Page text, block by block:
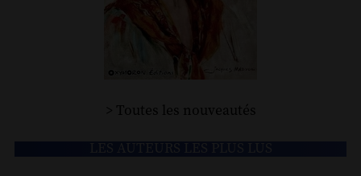
> Toutes les nouveautés